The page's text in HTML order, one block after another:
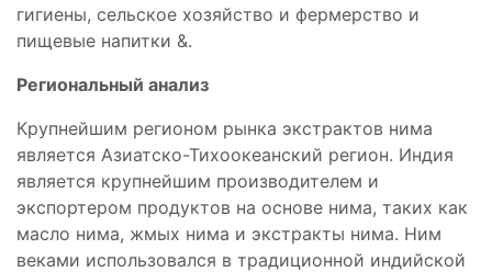
гигиены, сельское хозяйство и фермерство и
пищевые напитки &.
Региональный анализ
Крупнейшим регионом рынка экстрактов нима
является Азиатско-Тихоокеанский регион. Индия
является крупнейшим производителем и
экспортером продуктов на основе нима, таких как
масло нима, жмых нима и экстракты нима. Ним
веками использовался в традиционной индийской